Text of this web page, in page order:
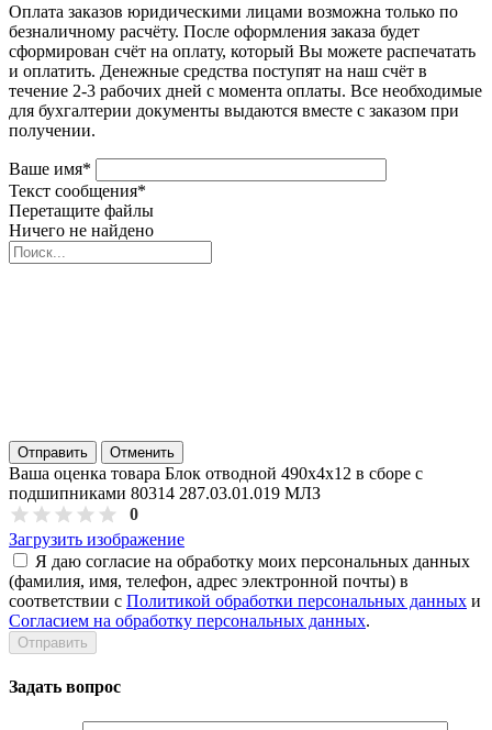
Оплата заказов юридическими лицами возможна только по
безналичному расчёту. После оформления заказа будет
сформирован счёт на оплату, который Вы можете распечатать
и оплатить. Денежные средства поступят на наш счёт в
течение 2-3 рабочих дней с момента оплаты. Все необходимые
для бухгалтерии документы выдаются вместе с заказом при
получении.
Ваше имя*
Текст сообщения*
Перетащите файлы
Ничего не найдено
Отправить Отменить
Ваша оценка товара Блок отводной 490х4х12 в сборе с
подшипниками 80314 287.03.01.019 МЛЗ
0
Загрузить изображение
Я даю согласие на обработку моих персональных данных
(фамилия, имя, телефон, адрес электронной почты) в
соответствии с Политикой обработки персональных данных и
Согласием на обработку персональных данных.
Задать вопрос